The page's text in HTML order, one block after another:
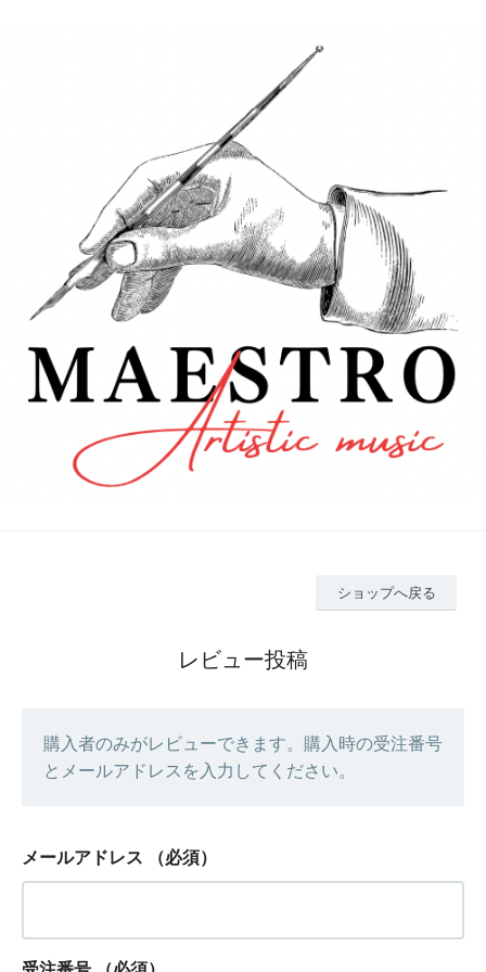
ショップへ戻る
レビュー投稿
購入者のみがレビューできます。購入時の受注番号
とメールアドレスを入力してください。
メールアドレス （必須）